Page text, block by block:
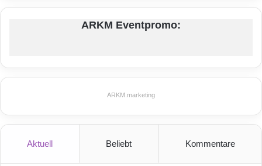
ARKM Eventpromo:
ARKM.marketing
Aktuell Beliebt Kommentare